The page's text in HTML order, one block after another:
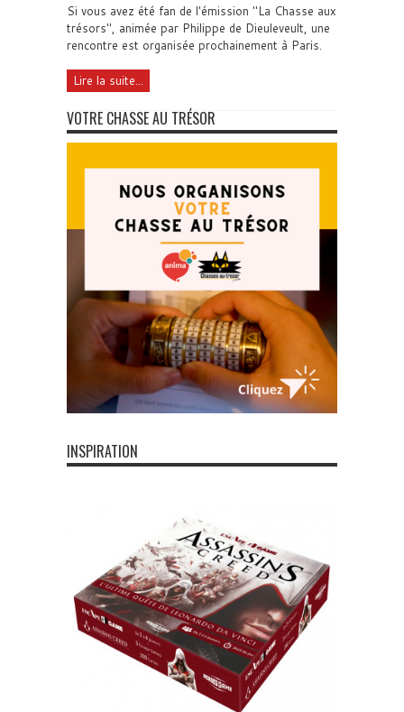
Si vous avez été fan de l'émission "La Chasse aux
trésors", animée par Philippe de Dieuleveult, une
rencontre est organisée prochainement à Paris.
Lire la suite...
VOTRE CHASSE AU TRÉSOR
INSPIRATION